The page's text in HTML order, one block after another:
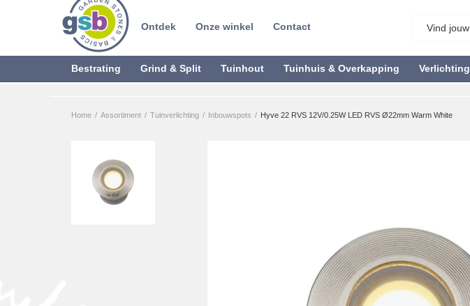
Ontdek Onze winkel Contact
Bestrating Grind & Split Tuinhout Tuinhuis & Overkapping Verlichting
Home / Assortiment / Tuinverlichting / Inbouwspots / Hyve 22 RVS 12V/0.25W LED RVS Ø22mm Warm White